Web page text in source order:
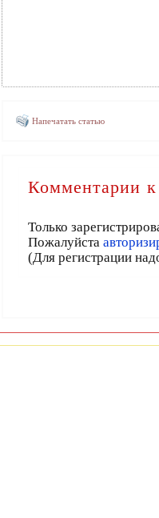
Напечатать статью
Комментарии к
Только
Пожалуйста
(Для регистрации